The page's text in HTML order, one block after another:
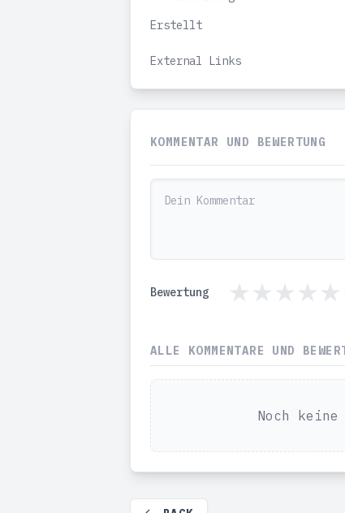
Erstellt
External Links
KOMMENTAR UND BEWERTUNG
Bewertung
ALLE KOMMENTARE UND
Noch